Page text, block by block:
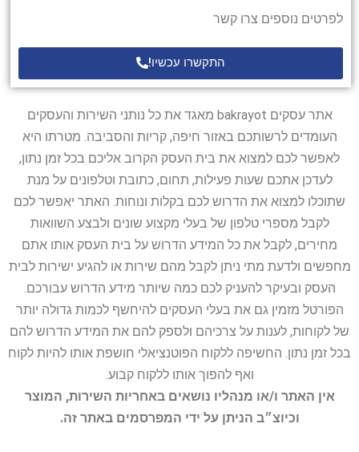
לפרטים נוספים צרו קשר
התקשרו עכשיו!
אתר עסקים bakrayot מאגד את כל נותני השירות והעסקים
העומדים לרשותכם באזור חיפה, קריות והסביבה. מטרתו היא
לאפשר לכם למצוא את בית העסק הקרוב אליכם בכל זמן נתון,
לעדכן אתכם שעות פעילות, תחום, כתובת וטלפונים על מנת
שתוכלו למצוא את הדרוש לכם בקלות ונוחות. האתר יאפשר לכם
לקבל מספרי טלפון של בעלי מקצוע שונים ולבצע השוואות
מחירים, לקבל את כל המידע הדרוש על בית העסק אותו אתם
מחפשים ולדעת מתי ניתן לקבל מהם שירות או להגיע ישירות לבית
העסק ובעיקר להעניק לכם כמה שיותר מידע הדרוש עבורכם.
הפורטל מזמין גם את בעלי העסקים להיחשף לכמות גדולה יותר
של לקוחות, לענות על צרכיהם ולספק להם את המידע הדרוש להם
בכל זמן נתון. החשיפה ללקוח הפוטנציאלי חושפת אותו להיות לקוח
ואף להפוך אותו ללקוח קבוע.
אין האתר ו/או מנהליו נושאים באחריות השירות, המוצר
וכיוצ״ב הניתן על ידי המפרסמים באתר זה.